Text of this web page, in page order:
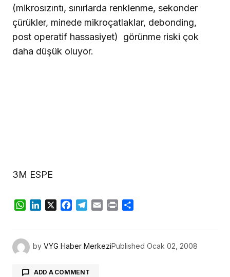
(mikrosızıntı, sınırlarda renklenme, sekonder
çürükler, minede mikroçatlaklar, debonding,
post operatif hassasiyet)
görünme riski çok
daha düşük oluyor.
3M ESPE
WhatsApp
LinkedIn
X Facebook
Telegram
Email Print
by VYG Haber MerkeziPublished Ocak 02, 2008
ADD A COMMENT